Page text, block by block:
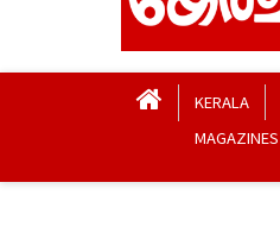
KERALA
MAGAZINES